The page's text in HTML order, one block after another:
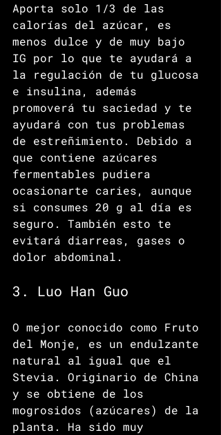
Aporta solo 1/3 de las
calorías del azúcar, es
menos dulce y de muy bajo
IG por lo que te ayudará a
la regulación de tu glucosa
e insulina, además
promoverá tu saciedad y te
ayudará con tus problemas
de estreñimiento. Debido a
que contiene azúcares
fermentables pudiera
ocasionarte caries, aunque
si consumes 20 g al día es
seguro. También esto te
evitará diarreas, gases o
dolor abdominal.
3. Luo Han Guo
O mejor conocido como Fruto
del Monje, es un endulzante
natural al igual que el
Stevia. Originario de China
y se obtiene de los
mogrosidos (azúcares) de la
planta. Ha sido muy